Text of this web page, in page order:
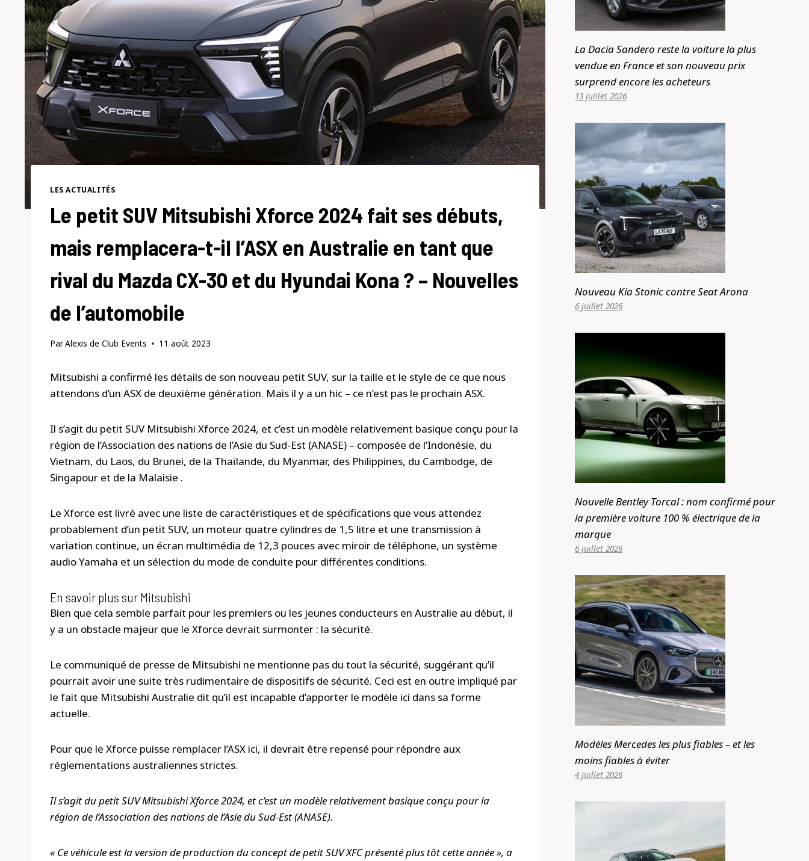
LES ACTUALITÉS
Le petit SUV Mitsubishi Xforce 2024 fait ses débuts,
mais remplacera-t-il l’ASX en Australie en tant que
rival du Mazda CX-30 et du Hyundai Kona ? – Nouvelles
de l’automobile
ParAlexis de Club Events 11 août 2023
Mitsubishi a confirmé les détails de son nouveau petit SUV, sur la taille et le style de ce que nous
attendons d’un ASX de deuxième génération. Mais il y a un hic – ce n’est pas le prochain ASX.
Il s’agit du petit SUV Mitsubishi Xforce 2024, et c’est un modèle relativement basique conçu pour la
région de l’Association des nations de l’Asie du Sud-Est (ANASE) – composée de l’Indonésie, du
Vietnam, du Laos, du Brunei, de la Thaïlande, du Myanmar, des Philippines, du Cambodge, de
Singapour et de la Malaisie .
Le Xforce est livré avec une liste de caractéristiques et de spécifications que vous attendez
probablement d’un petit SUV, un moteur quatre cylindres de 1,5 litre et une transmission à
variation continue, un écran multimédia de 12,3 pouces avec miroir de téléphone, un système
audio Yamaha et un sélection du mode de conduite pour différentes conditions.
En savoir plus sur Mitsubishi
Bien que cela semble parfait pour les premiers ou les jeunes conducteurs en Australie au début, il
y a un obstacle majeur que le Xforce devrait surmonter : la sécurité.
Le communiqué de presse de Mitsubishi ne mentionne pas du tout la sécurité, suggérant qu’il
pourrait avoir une suite très rudimentaire de dispositifs de sécurité. Ceci est en outre impliqué par
le fait que Mitsubishi Australie dit qu’il est incapable d’apporter le modèle ici dans sa forme
actuelle.
Pour que le Xforce puisse remplacer l’ASX ici, il devrait être repensé pour répondre aux
réglementations australiennes strictes.
Il s’agit du petit SUV Mitsubishi Xforce 2024, et c’est un modèle relativement basique conçu pour la
région de l’Association des nations de l’Asie du Sud-Est (ANASE).
« Ce véhicule est la version de production du concept de petit SUV XFC présenté plus tôt cette année », a
La Dacia Sandero reste la voiture la plus
vendue en France et son nouveau prix
surprend encore les acheteurs
13 juillet 2026
Nouveau Kia Stonic contre Seat Arona
6 juillet 2026
Nouvelle Bentley Torcal : nom confirmé pour
la première voiture 100 % électrique de la
marque
6 juillet 2026
Modèles Mercedes les plus fiables – et les
moins fiables à éviter
4 juillet 2026